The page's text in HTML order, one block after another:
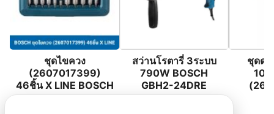
ชุดไขควง
(2607017399)
46ชิ้น X LINE BOSCH
สว่านโรตารี่ 3ระบบ
790W BOSCH
GBH2-24DRE
ชุดด
10ชิ้